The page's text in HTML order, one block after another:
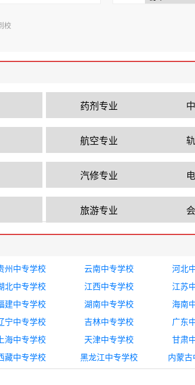
校
药剂专业
航空专业
汽修专业
旅游专业
州中专学校 云南中专学校
河北
北中专学校 江西中专学校
江苏
建中专学校 湖南中专学校
海南
宁中专学校 吉林中专学校
广东
上海中专学校 天津中专学校
甘肃
藏中专学校 黑龙江中专学校 内蒙